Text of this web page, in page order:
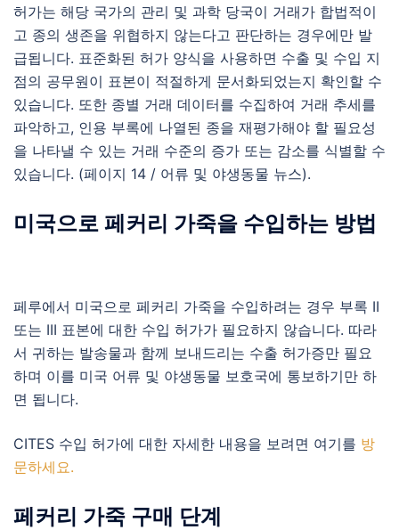
허가는 해당 국가의 관리 및 과학 당국이 거래가 합법적이
고 종의 생존을 위협하지 않는다고 판단하는 경우에만 발
급됩니다. 표준화된 허가 양식을 사용하면 수출 및 수입 지
점의 공무원이 표본이 적절하게 문서화되었는지 확인할 수
있습니다. 또한 종별 거래 데이터를 수집하여 거래 추세를
파악하고, 인용 부록에 나열된 종을 재평가해야 할 필요성
을 나타낼 수 있는 거래 수준의 증가 또는 감소를 식별할 수
있습니다. (페이지 14 / 어류 및 야생동물 뉴스).
미국으로 페커리 가죽을 수입하는 방법
페루에서 미국으로 페커리 가죽을 수입하려는 경우 부록 II
또는 III 표본에 대한 수입 허가가 필요하지 않습니다. 따라
서 귀하는 발송물과 함께 보내드리는 수출 허가증만 필요
하며 이를 미국 어류 및 야생동물 보호국에 통보하기만 하
면 됩니다.
CITES 수입 허가에 대한 자세한 내용을 보려면 여기를 방
문하세요.
페커리 가죽 구매 단계